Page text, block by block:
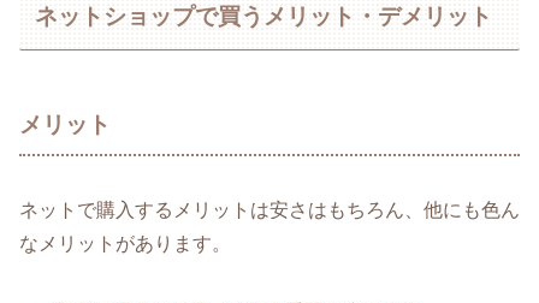
ネットショップで買うメリット・デメリット
メリット
ネットで購入するメリットは安さはもちろん、他にも色ん
なメリットがあります。